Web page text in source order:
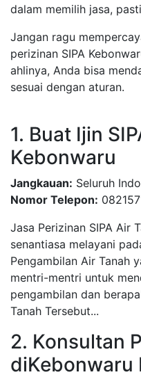
dalam memilih jasa,
Jangan ragu
perizinan SIPA
ahlinya, Anda bisa
sesuai dengan aturan.
1. Buat Ijin
Kebonwaru
Jangkauan: Seluruh
Nomor Telepon:
Jasa Perizinan SIPA Air
senantiasa melayani
Pengambilan Air Tanah
mentri-mentri untuk
pengambilan dan
Tanah Tersebut...
2. Konsultan
diKebonwaru